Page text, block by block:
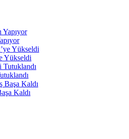
Yükseldi
Kaldı